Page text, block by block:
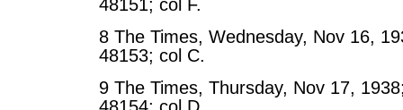
48151; col F.
8 The Times, Wednesday, Nov 16,
48153; col C.
9 The Times, Thursday, Nov 17,